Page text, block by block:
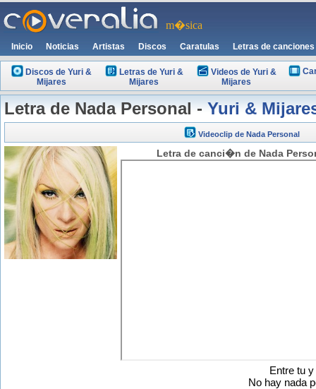
m�sica
Inicio Noticias Artistas Discos Caratulas Letras de canciones
Discos de Yuri &
Mijares
Letras de Yuri &
Mijares
Videos de Yuri &
Mijares
Letra de Nada Personal -Yuri &
Videoclip de Nada Personal
Letra de canci�n de Nada
Entre tu
No hay nada